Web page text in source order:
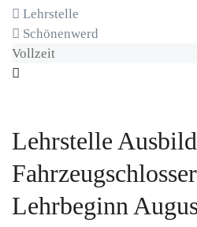
Lehrstelle
Schönenwerd
Vollzeit
Lehrstelle
Lehrbeginn